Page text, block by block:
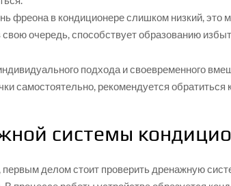
фреона в кондиционере слишком низкий, это
свою очередь, способствует образованию
подхода и своевременного
самостоятельно, рекомендуется
системы
делом стоит проверить дренажную